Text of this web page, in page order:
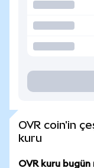
OVR coin'in
kuru
OVR kuru